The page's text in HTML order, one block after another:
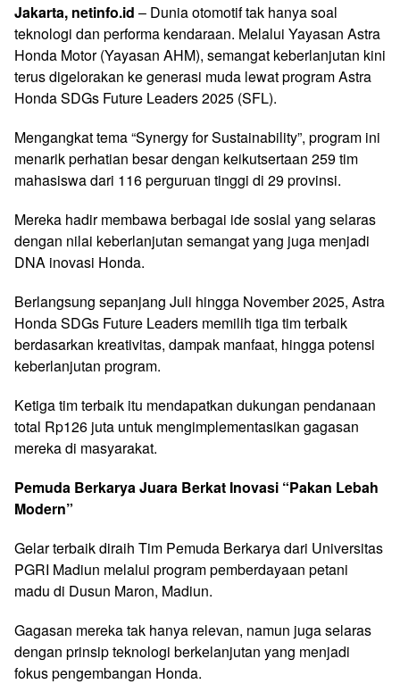
Jakarta, netinfo.id – Dunia otomotif tak hanya soal
teknologi dan performa kendaraan. Melalui Yayasan Astra
Honda Motor (Yayasan AHM), semangat keberlanjutan kini
terus digelorakan ke generasi muda lewat program Astra
Honda SDGs Future Leaders 2025 (SFL).
Mengangkat tema “Synergy for Sustainability”, program ini
menarik perhatian besar dengan keikutsertaan 259 tim
mahasiswa dari 116 perguruan tinggi di 29 provinsi.
Mereka hadir membawa berbagai ide sosial yang selaras
dengan nilai keberlanjutan semangat yang juga menjadi
DNA inovasi Honda.
Berlangsung sepanjang Juli hingga November 2025, Astra
Honda SDGs Future Leaders memilih tiga tim terbaik
berdasarkan kreativitas, dampak manfaat, hingga potensi
keberlanjutan program.
Ketiga tim terbaik itu mendapatkan dukungan pendanaan
total Rp126 juta untuk mengimplementasikan gagasan
mereka di masyarakat.
Pemuda Berkarya Juara Berkat Inovasi “Pakan Lebah
Modern”
Gelar terbaik diraih Tim Pemuda Berkarya dari Universitas
PGRI Madiun melalui program pemberdayaan petani
madu di Dusun Maron, Madiun.
Gagasan mereka tak hanya relevan, namun juga selaras
dengan prinsip teknologi berkelanjutan yang menjadi
fokus pengembangan Honda.